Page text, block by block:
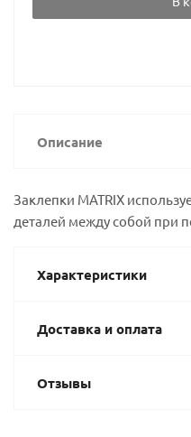
Описание
Заклепки MATRIX
деталей между собой при
Характеристики
Доставка и оплата
Отзывы